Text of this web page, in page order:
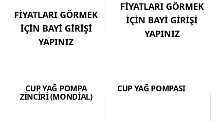
FİYATLARI GÖRMEK
İÇİN BAYİ GİRİŞİ
YAPINIZ
FİYATLARI GÖRMEK
İÇİN BAYİ GİRİŞİ
YAPINIZ
CUP YAĞ POMPA
ZİNCİRİ (MONDİAL)
CUP YAĞ POMPASI